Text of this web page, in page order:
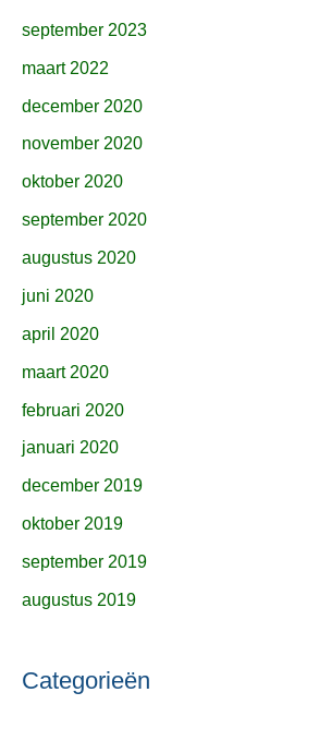
september 2023
maart 2022
december 2020
november 2020
oktober 2020
september 2020
augustus 2020
juni 2020
april 2020
maart 2020
februari 2020
januari 2020
december 2019
oktober 2019
september 2019
augustus 2019
Categorieën